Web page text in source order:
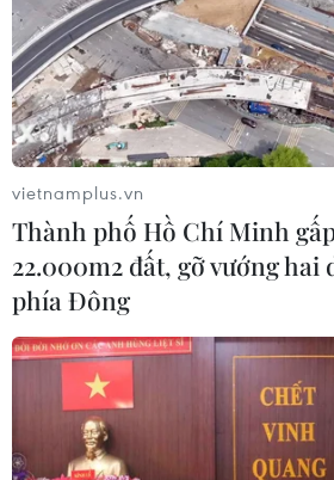
Những cây đào rừng cổ thụ
vùng cao Sơn La
14/02/2015 02:32
Với sự khai thác ồ ạt để phục vụ thị hiếu ngày
đào cổ thụ đang ngày càng vắng bóng, người
một cành đào cổ, thân mốc thật sự ưng ý.
vietnamplus.vn
Thành phố Hồ Chí Minh
22.000m2 đất, gỡ vướng hai
phía Đông